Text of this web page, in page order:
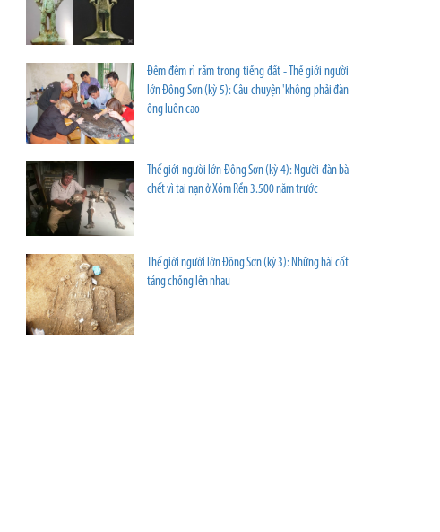
Đêm đêm rì rầm trong tiếng đất - Thế giới người
lớn Đông Sơn (kỳ 5): Câu chuyện 'không phải đàn
ông luôn cao
Thế giới người lớn Đông Sơn (kỳ 4): Người đàn bà
chết vì tai nạn ở Xóm Rền 3.500 năm trước
Thế giới người lớn Đông Sơn (kỳ 3): Những hài cốt
táng chồng lên nhau